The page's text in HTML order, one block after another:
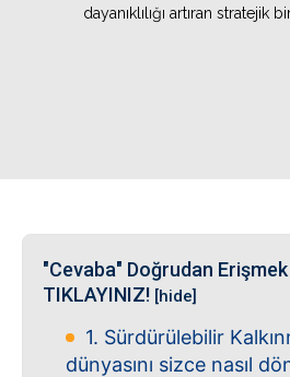
dayanıklılığı artıran stratejik
"Cevaba" Doğrudan
TIKLAYINIZ! [hide]
1. Sürdürülebilir
dünyasını sizce nasıl